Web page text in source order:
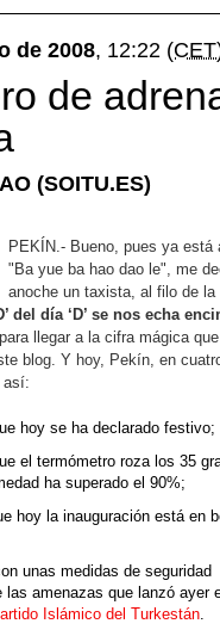
de 2008, 12:22
de
(SOITU.ES)
PEKÍN.- Bueno, pues ya está
"Ba yue ba hao dao le", me
anoche un taxista, al filo de la
del día ‘D’ se nos echa
llegar a la cifra mágica que
blog. Y hoy, Pekín, en
así:
hoy se ha declarado festivo;
el termómetro roza los 35
ha superado el 90%;
hoy la inauguración está en
unas medidas de seguridad
las amenazas que lanzó ayer
Islámico del Turkestán.